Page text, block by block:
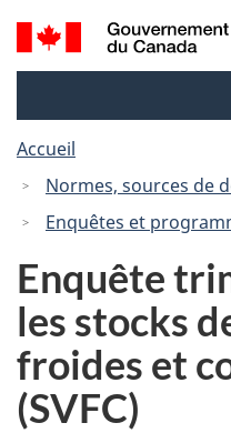
Recherche
et
Accueil
Normes, sources de
Enquêtes et
Enquête
les stocks
froides et
(SVFC)